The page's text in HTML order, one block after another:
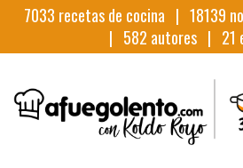
7033 recetas de cocina | 18139
| 582 autores | 21